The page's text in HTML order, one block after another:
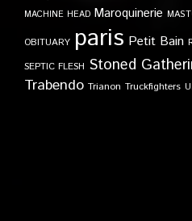
MACHINE HEAD Maroquinerie
OBITUARY paris Petit Bain
SEPTIC FLESH Stoned
Trabendo Trianon Truckfighters